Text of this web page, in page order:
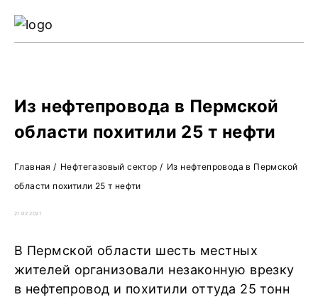
Из нефтепровода в Пермской
области похитили 25 т нефти
Главная / Нефтегазовый сектор/ Из нефтепровода в Пермской
области похитили 25 т нефти
21.02.2021
В Пермской области шесть местных
жителей организовали незаконную врезку
в нефтепровод и похитили оттуда 25 тонн